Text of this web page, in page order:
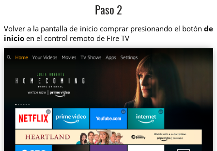
Paso 2
Volver a la pantalla de inicio comprar presionando el botónde
inicioen el control remoto de Fire TV